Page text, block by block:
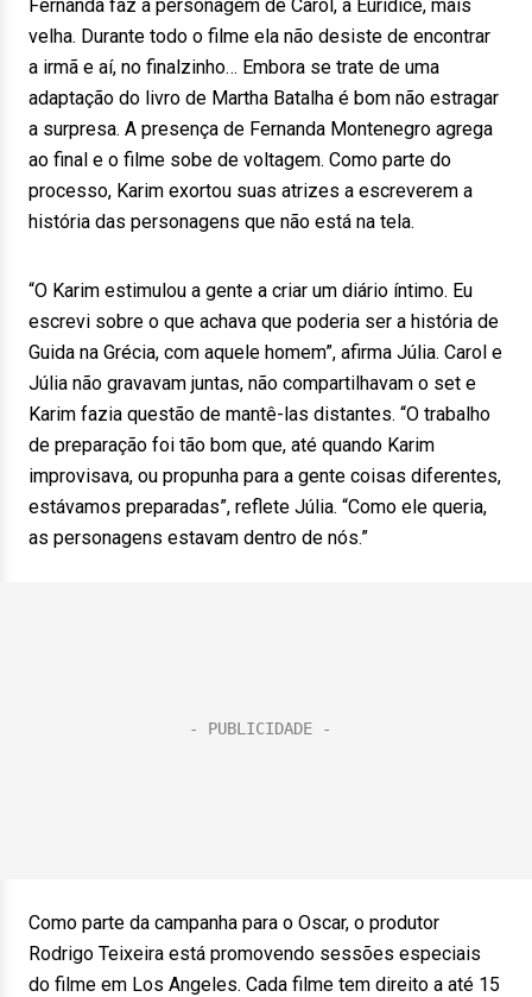
Fernanda faz a personagem de Carol, a Eurídice, mais
velha. Durante todo o filme ela não desiste de encontrar
a irmã e aí, no finalzinho… Embora se trate de uma
adaptação do livro de Martha Batalha é bom não estragar
a surpresa. A presença de Fernanda Montenegro agrega
ao final e o filme sobe de voltagem. Como parte do
processo, Karim exortou suas atrizes a escreverem a
história das personagens que não está na tela.
“O Karim estimulou a gente a criar um diário íntimo. Eu
escrevi sobre o que achava que poderia ser a história de
Guida na Grécia, com aquele homem”, afirma Júlia. Carol e
Júlia não gravavam juntas, não compartilhavam o set e
Karim fazia questão de mantê-las distantes. “O trabalho
de preparação foi tão bom que, até quando Karim
improvisava, ou propunha para a gente coisas diferentes,
estávamos preparadas”, reflete Júlia. “Como ele queria,
as personagens estavam dentro de nós.”
Como parte da campanha para o Oscar, o produtor
Rodrigo Teixeira está promovendo sessões especiais
do filme em Los Angeles. Cada filme tem direito a até 15